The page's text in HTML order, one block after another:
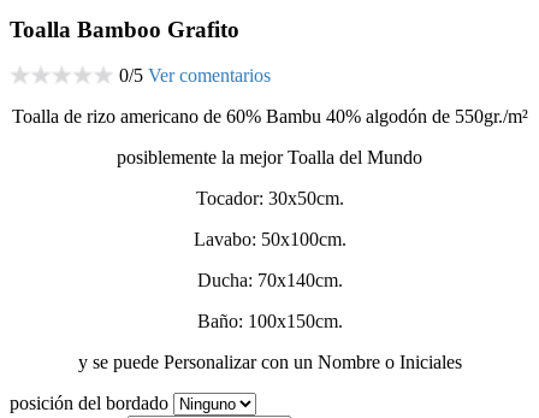
Toalla Bamboo Grafito
0/5 Ver comentarios
Toalla de rizo americano de 60% Bambu 40% algodón de 550gr./m²
posiblemente la mejor Toalla del Mundo
Tocador: 30x50cm.
Lavabo: 50x100cm.
Ducha: 70x140cm.
Baño: 100x150cm.
y se puede Personalizar con un Nombre o Iniciales
posición del bordado